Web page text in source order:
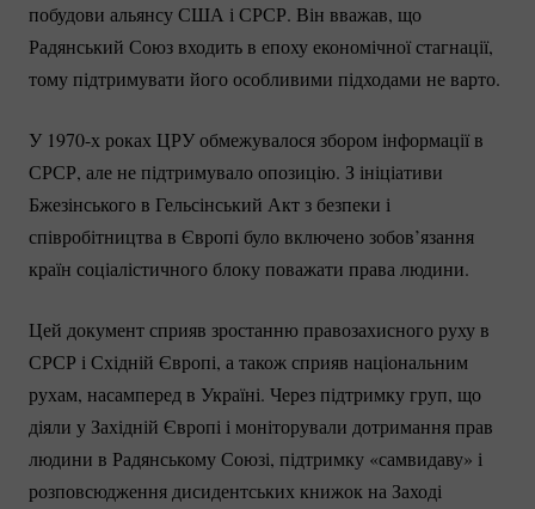
побудови альянсу США і СРСР. Він вважав, що
Радянський Союз входить в епоху економічної стагнації,
тому підтримувати його особливими підходами не варто.
У 1970-х роках ЦРУ обмежувалося збором інформації в
СРСР, але не підтримувало опозицію. З ініціативи
Бжезінського в Гельсінський Акт з безпеки і
співробітництва в Європі було включено зобов’язання
країн соціалістичного блоку поважати права людини.
Цей документ сприяв зростанню правозахисного руху в
СРСР і Східній Європі, а також сприяв національним
рухам, насамперед в Україні. Через підтримку груп, що
діяли у Західній Європі і моніторували дотримання прав
людини в Радянському Союзі, підтримку «самвидаву» і
розповсюдження дисидентських книжок на Заході